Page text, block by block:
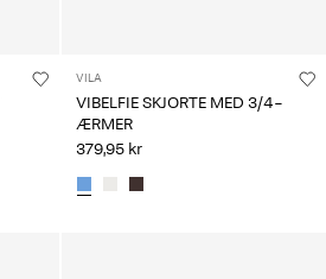
VILA
VIBELFIE SKJORTE MED 3/4-
ÆRMER
379,95 kr